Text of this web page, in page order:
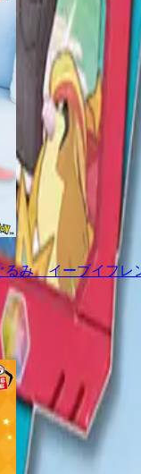
み イーブイフレ